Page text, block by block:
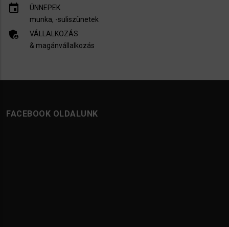
insert_invitation
ÜNNEPEK
munka, -suliszünetek
admin_panel_settings
VÁLLALKOZÁS
& magánvállalkozás
FACEBOOK OLDALUNK